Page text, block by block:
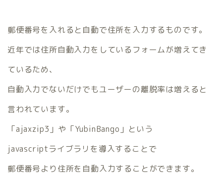
郵便番号を入れると自動で住所を入力するものです。
近年では住所自動入力をしているフォームが増えてき
ているため、
自動入力でないだけでもユーザーの離脱率は増えると
言われています。
「ajaxzip3」や「YubinBango」という
javascriptライブラリを導入することで
郵便番号より住所を自動入力することができます。